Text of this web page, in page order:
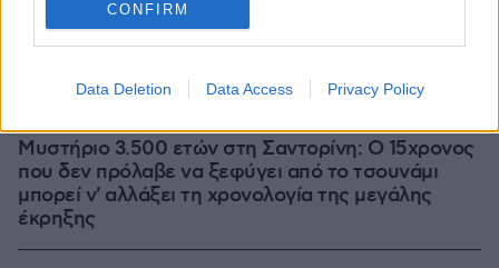
CONFIRM
Data Deletion Data Access Privacy Policy
Μυστήριο 3.500 ετών στη Σαντορίνη: Ο 15χρονος
που δεν πρόλαβε να ξεφύγει από το τσουνάμι
μπορεί ν' αλλάξει τη χρονολογία της μεγάλης
έκρηξης